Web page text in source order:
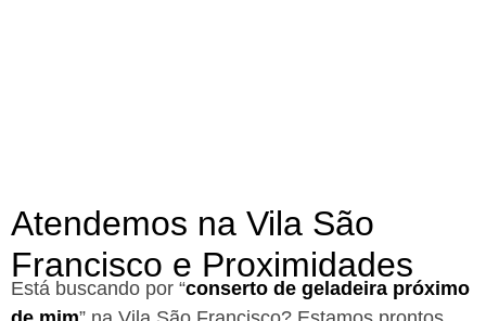
Atendemos na Vila São
Francisco e Proximidades
Está buscando por “conserto de geladeira próximo